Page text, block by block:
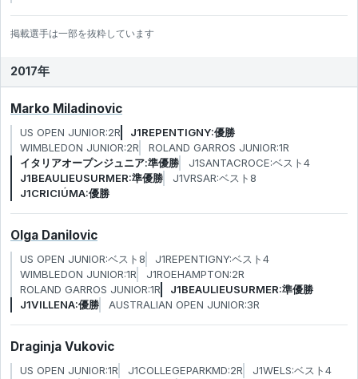
掲載選手は一部を抜粋しています
2017年
Marko Miladinovic
US OPEN JUNIOR:2R
J1REPENTIGNY:優勝
WIMBLEDON JUNIOR:2R
ROLAND GARROS JUNIOR:1R
イタリアオープンジュニア:準優勝
J1SANTACROCE:ベスト4
J1BEAULIEUSURMER:準優勝
J1VRSAR:ベスト8
J1CRICIÚMA:優勝
Olga Danilovic
US OPEN JUNIOR:ベスト8
J1REPENTIGNY:ベスト4
WIMBLEDON JUNIOR:1R
J1ROEHAMPTON:2R
ROLAND GARROS JUNIOR:1R
J1BEAULIEUSURMER:準優勝
J1VILLENA:優勝
AUSTRALIAN OPEN JUNIOR:3R
Draginja Vukovic
US OPEN JUNIOR:1R J1COLLEGEPARKMD:2R J1WELS:ベスト4